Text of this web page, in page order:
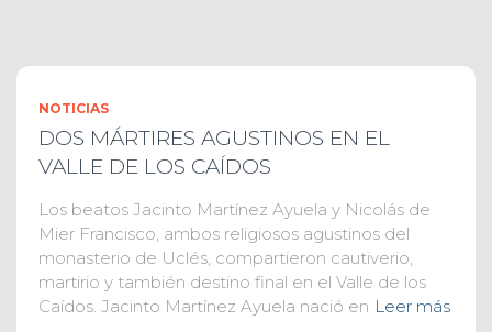
NOTICIAS
DOS MÁRTIRES AGUSTINOS EN EL
VALLE DE LOS CAÍDOS
Los beatos Jacinto Martínez Ayuela y Nicolás de
Mier Francisco, ambos religiosos agustinos del
monasterio de Uclés, compartieron cautiverio,
martirio y también destino final en el Valle de los
Caídos. Jacinto Martínez Ayuela nació en Leer más